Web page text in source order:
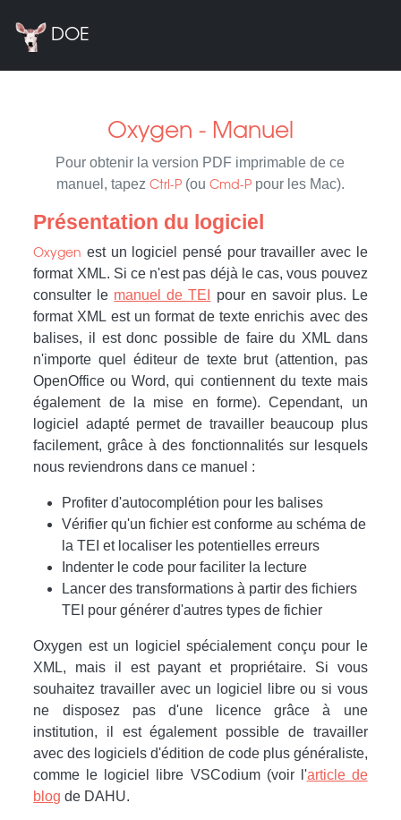
DOE
Oxygen - Manuel
Pour obtenir la version PDF imprimable de ce
manuel, tapez Ctrl-P(ou Cmd-Ppour les Mac).
Présentation du logiciel
Oxygen est un logiciel pensé pour travailler avec le
format XML. Si ce n'est pas déjà le cas, vous pouvez
consulter le manuel de TEI
pour en savoir plus. Le
format XML est un format de texte enrichis avec des
balises, il est donc possible de faire du XML dans
n'importe quel éditeur de texte brut (attention, pas
OpenOffice ou Word, qui contiennent du texte mais
également de la mise en forme). Cependant, un
logiciel adapté permet de travailler beaucoup plus
facilement, grâce à des fonctionnalités sur lesquels
nous reviendrons dans ce manuel :
Profiter d'autocomplétion pour les balises
Vérifier qu'un fichier est conforme au schéma de
la TEI et localiser les potentielles erreurs
Indenter le code pour faciliter la lecture
Lancer des transformations à partir des fichiers
TEI pour générer d'autres types de fichier
Oxygen est un logiciel spécialement conçu pour le
XML, mais il est payant et propriétaire. Si vous
souhaitez travailler avec un logiciel libre ou si vous
ne disposez pas d'une licence grâce à une
institution, il est également possible de travailler
avec des logiciels d'édition de code plus généraliste,
comme le logiciel libre VSCodium (voir l'article de
blog de DAHU.